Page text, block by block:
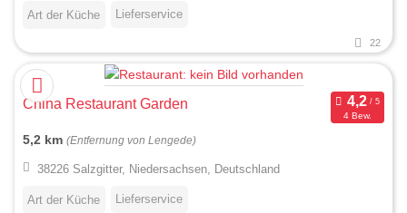
Art der Küche Lieferservice
22
China Restaurant Garden
4 Bew.
5,2 km (Entfernung von Lengede)
38226 Salzgitter, Niedersachsen, Deutschland
Art der Küche Lieferservice